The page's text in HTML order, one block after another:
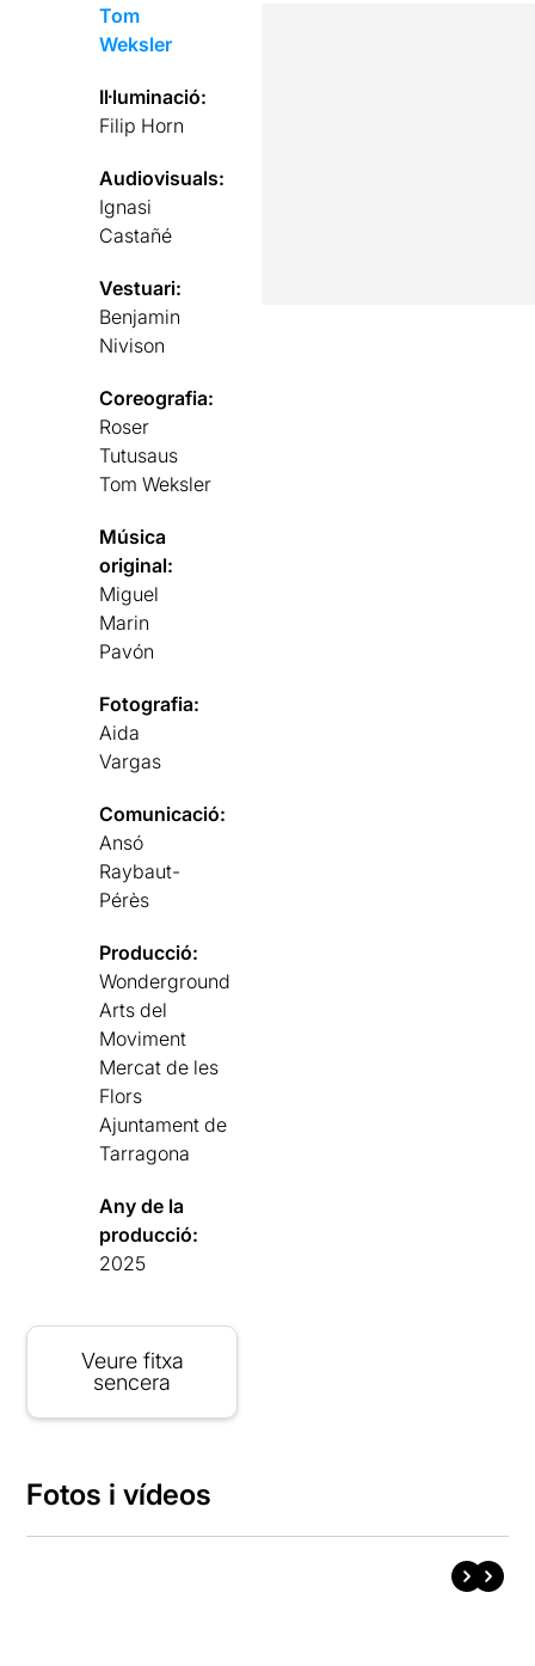
Tom
Weksler
Il·luminació:
Filip Horn
Audiovisuals:
Ignasi
Castañé
Vestuari:
Benjamin
Nivison
Coreografia:
Roser
Tutusaus
Tom Weksler
Música
original:
Miguel
Marin
Pavón
Fotografia:
Aida
Vargas
Comunicació:
Ansó
Raybaut-
Pérès
Producció:
Wonderground
Arts del
Moviment
Mercat de les
Flors
Ajuntament de
Tarragona
Any de la
producció:
2025
Veure fitxa
sencera
Fotos i vídeos